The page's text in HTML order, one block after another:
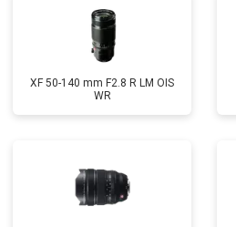
XF 50-140 mm F2.8 R LM OIS
WR